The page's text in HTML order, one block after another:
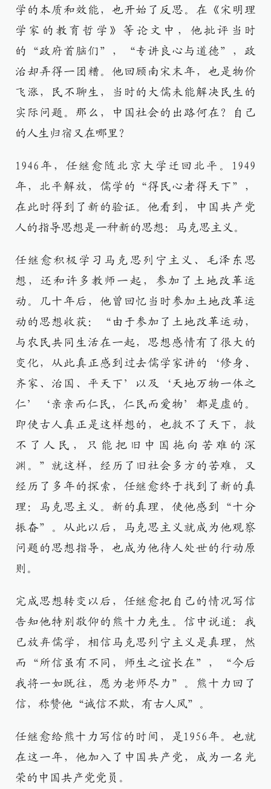
学的本质和效能，也开始了反思。在《宋明理
学家的教育哲学》等论文中，他批评当时
的“政府首脑们”，“专讲良心与道德”，政
治却弄得一团糟。他回顾南宋末年，也是物价
飞涨，民不聊生，当时的大儒未能解决民生的
实际问题。那么，中国社会的出路何在？自己
的人生归宿又在哪里？
1946年，任继愈随北京大学迁回北平。1949
年，北平解放，儒学的“得民心者得天下”，
在此时得到了新的验证。他看到，中国共产党
人的指导思想是一种新的思想：马克思主义。
任继愈积极学习马克思列宁主义、毛泽东思
想，还和许多教师一起，参加了土地改革运
动。几十年后，他曾回忆当时参加土地改革运
动的思想收获：“由于参加了土地改革运动，
与农民共同生活在一起，思想感情有了很大的
变化，从此真正感到过去儒学家讲的‘修身、
齐家、治国、平天下’以及‘天地万物一体之
仁’‘亲亲而仁民，仁民而爱物’都是虚的。
即使古人真正是这样想的，也救不了天下，救
不了人民，只能把旧中国拖向苦难的深
渊。”就这样，经历了旧社会多方的苦难，又
经历了多年的探索，任继愈终于找到了新的真
理：马克思主义。新的真理，使他感到“十分
振奋”。从此以后，马克思主义就成为他观察
问题的思想指导，也成为他待人处世的行动原
则。
完成思想转变以后，任继愈把自己的情况写信
告知他特别敬仰的熊十力先生。信中说道：我
已放弃儒学，相信马克思列宁主义是真理，然
而“所信虽有不同，师生之谊长在”，“今后
我将一如既往，愿为老师尽力”。熊十力回了
信，称赞他“诚信不欺，有古人风”。
任继愈给熊十力写信的时间，是1956年。也就
在这一年，他加入了中国共产党，成为一名光
荣的中国共产党党员。